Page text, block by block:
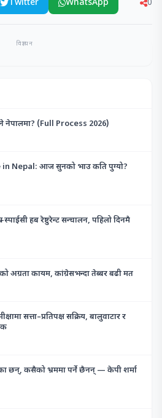
Twitter WhatsApp 0
विज्ञापन
नेपालमा? (Full Process 2026)
Nepal: आज सुनको भाउ कति पुग्यो?
हब रेष्टुरेन्ट सन्चालन, पहिलो दिनमै
अग्रता कायम, कांग्रेसभन्दा तेब्बर बढी मत
सत्ता–प्रतिपक्ष सक्रिय, बालुवाटार र
छन्, कसैको भ्रममा पर्ने छैनन् — केपी शर्मा